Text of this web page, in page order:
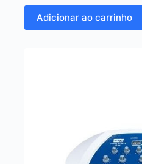
Adicionar ao carrinho